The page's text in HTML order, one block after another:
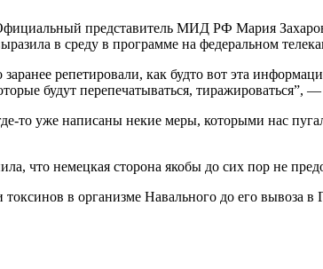
представитель МИД РФ Мария
в среду в программе на федеральном
репетировали, как будто вот эта
будут перепечатываться,
то уже написаны некие меры, которыми нас
что немецкая сторона якобы до сих пор не
в организме Навального до его вывоза в